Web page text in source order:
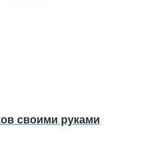
своими руками